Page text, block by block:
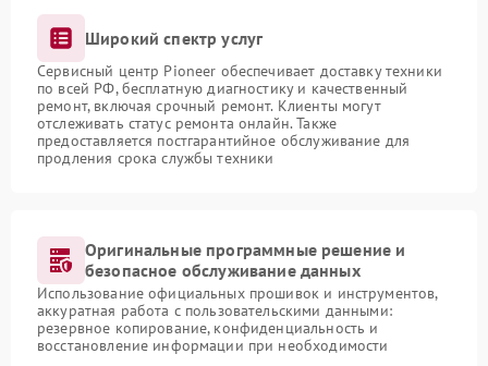
Широкий спектр услуг
Сервисный центр Pioneer обеспечивает доставку техники
по всей РФ, бесплатную диагностику и качественный
ремонт, включая срочный ремонт. Клиенты могут
отслеживать статус ремонта онлайн. Также
предоставляется постгарантийное обслуживание для
продления срока службы техники
Оригинальные программные решение и
безопасное обслуживание данных
Использование официальных прошивок и инструментов,
аккуратная работа с пользовательскими данными:
резервное копирование, конфиденциальность и
восстановление информации при необходимости